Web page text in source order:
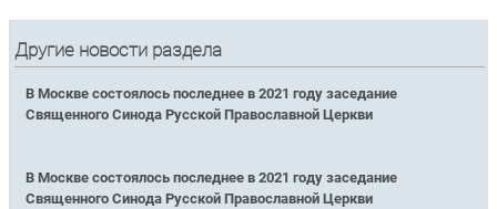
Другие новости раздела
В Москве состоялось последнее в 2021 году заседание
Священного Синода Русской Православной Церкви
В Москве состоялось последнее в 2021 году заседание
Священного Синода Русской Православной Церкви